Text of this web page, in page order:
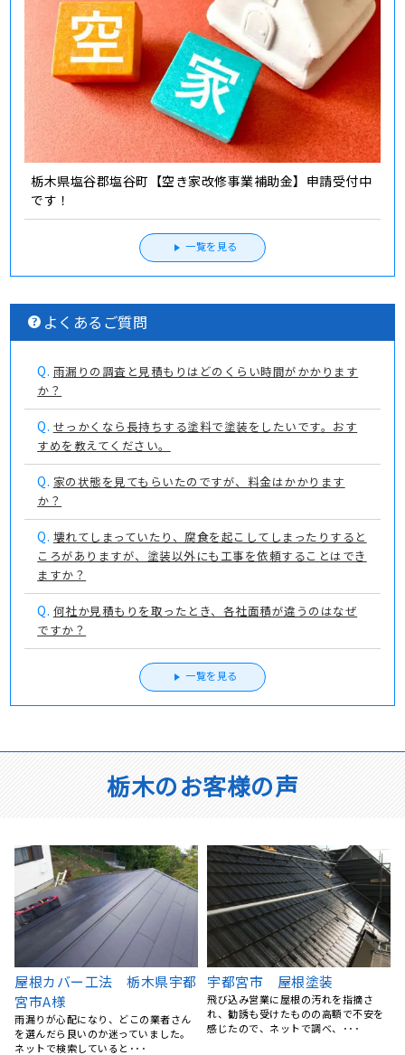
栃木県塩谷郡塩谷町【空き家改修事業補助金】申請受付中
です！
一覧を見る
よくあるご質問
Q. 雨漏りの調査と見積もりはどのくらい時間がかかります
か？
Q. せっかくなら長持ちする塗料で塗装をしたいです。おす
すめを教えてください。
Q. 家の状態を見てもらいたのですが、料金はかかります
か？
Q. 壊れてしまっていたり、腐食を起こしてしまったりすると
ころがありますが、塗装以外にも工事を依頼することはでき
ますか？
Q. 何社か見積もりを取ったとき、各社面積が違うのはなぜ
ですか？
一覧を見る
栃木のお客様の声
宇都宮市 H様邸 屋根葺き替
え工事
雨漏りが起きたため、地元できてくれ
るところを探していたところリフォー
屋根葺き替え工事 瓦屋根か
ら金属屋根へ 雨漏り修理
栃木県宇都宮市 S様